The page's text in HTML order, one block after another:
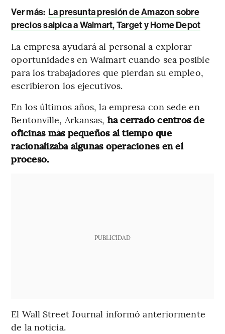
Ver más: La presunta presión de Amazon sobre
precios salpica a Walmart, Target y Home Depot
La empresa ayudará al personal a explorar
oportunidades en Walmart cuando sea posible
para los trabajadores que pierdan su empleo,
escribieron los ejecutivos.
En los últimos años, la empresa con sede en
Bentonville, Arkansas, ha cerrado centros de
oficinas más pequeños al tiempo que
racionalizaba algunas operaciones en el
proceso.
PUBLICIDAD
El Wall Street Journal informó anteriormente
de la noticia.